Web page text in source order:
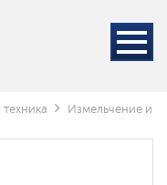
Измельчение и